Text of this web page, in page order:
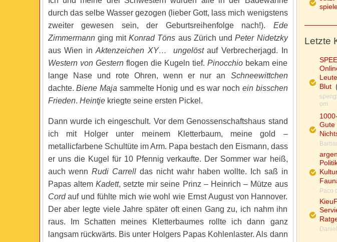
durch das selbe Wasser gezogen (lieber Gott, lass mich wenigstens
zweiter gewesen sein, der Geburtsreihenfolge nach!). Ede
Zimmermannging mitKonrad Töns aus Zürich undPeter Nidetzky
aus Wien inAktenzeichen XY… ungelöstauf Verbrecherjagd. In
Western von Gesternflogen die Kugeln tief. Pinocchio bekam eine
lange Nase und rote Ohren, wenn er nur an Schneewittchen
dachte.Biene Maja sammelte Honig und es war noch ein bisschen
Frieden. Heintjekriegte seine ersten Pickel.
Dann wurde ich eingeschult. Vor dem Genossenschaftshaus stand
ich mit Holger unter meinem Kletterbaum, meine gold –
metallicfarbene Schultüte im Arm. Papa bestach den Eismann, dass
er uns die Kugel für 10 Pfennig verkaufte. Der Sommer war heiß,
auch wennRudi Carrell das nicht wahr haben wollte. Ich saß in
Papas altem Kadett, setzte mir seine Prinz – Heinrich – Mütze aus
Cordauf und fühlte mich wie wohl wie Ernst August von Hannover.
Der aber legte viele Jahre später oft einen Gang zu, ich nahm ihn
raus. Im Schatten meines Kletterbaumes rollte ich dann ganz
langsam rückwärts. Bis unter Holgers Papas Kohlenlaster. Als dann
Letzte
Blut
om
Gute
Paco
Daniel